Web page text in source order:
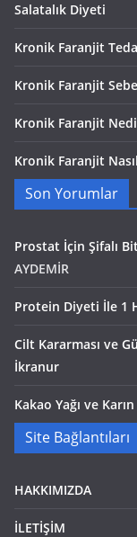
Salatalık Diyeti
Kronik Faranjit
Kronik Faranjit
Kronik Faranjit
Kronik Faranjit
Son Yorumlar
Prostat İçin Şifalı
AYDEMİR
Protein Diyeti İle 1
Cilt Kararması ve
İkranur
Kakao Yağı ve
Site Bağlantıları
HAKKIMIZDA
İLETİŞİM